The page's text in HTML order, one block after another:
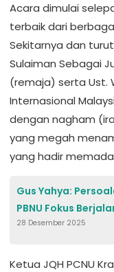
Acara dimulai
terbaik dari
Sekitarnya dan
Sulaiman Sebagai
(remaja) serta Ust.
Internasional
dengan nagham
yang megah
yang hadir
Gus Yahya:
PBNU Fokus
28 Desember 2025
Ketua JQH PCNU